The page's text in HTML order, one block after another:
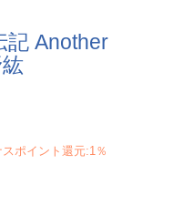
記 Another
ポイント還元:1％